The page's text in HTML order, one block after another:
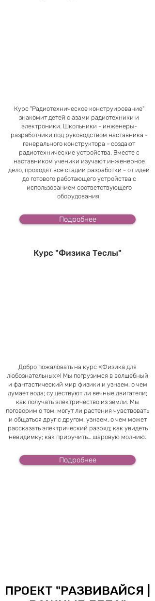
Курс "Радиотехническое конструирование"
знакомит детей с азами радиотехники и
электроники. Школьники - инженеры-
разработчики под руководством наставника -
генерального конструктора - создают
радиотехнические устройства. Вместе с
наставником ученики изучают инженерное
дело, проходят все стадии разработки - от идеи
до готового работающего устройства с
использованием соответствующего
оборудования.
Подробнее
Курс "Физика Теслы"
Добро пожаловать на курс «Физика для
любознательных»! Мы погрузимся в волшебный
и фантастический мир физики и узнаем, о чем
думает вода; существуют ли вечные двигатели;
как получать электричество из земли. Мы
поговорим о том, могут ли растения чувствовать
и общаться друг с другом, узнаем, о чем может
рассказать электрический разряд; как увидеть
невидимку; как приручить… шаровую молнию.
Подробнее
ПРОЕКТ "РАЗВИВАЙСЯ |